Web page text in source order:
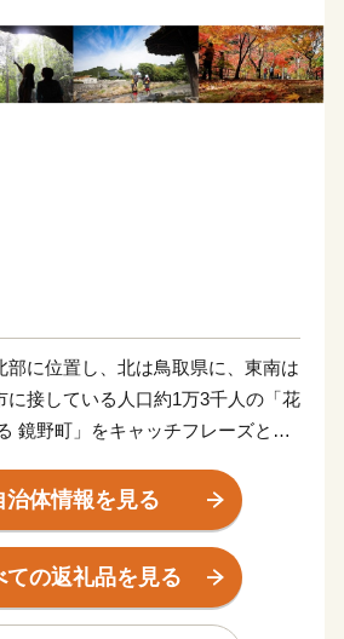
部に位置し、北は鳥取県に、東南は
に接している人口約1万3千人の「花
鏡野町」をキャッチフレーズとし
様々な自然の恵みや文化、伝統を有
には森や渓谷、田園風景と、四季を
観が点在しています。中国山地屈指
、岡山を代表する紅葉スポット・奥
治体情報を見る
ての返礼品を見る